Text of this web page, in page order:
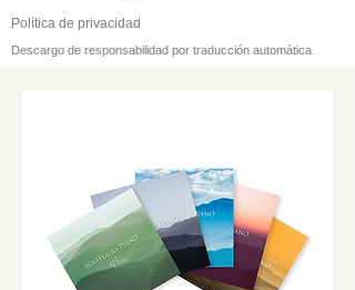
Política de privacidad
Descargo de responsabilidad por traducción automática